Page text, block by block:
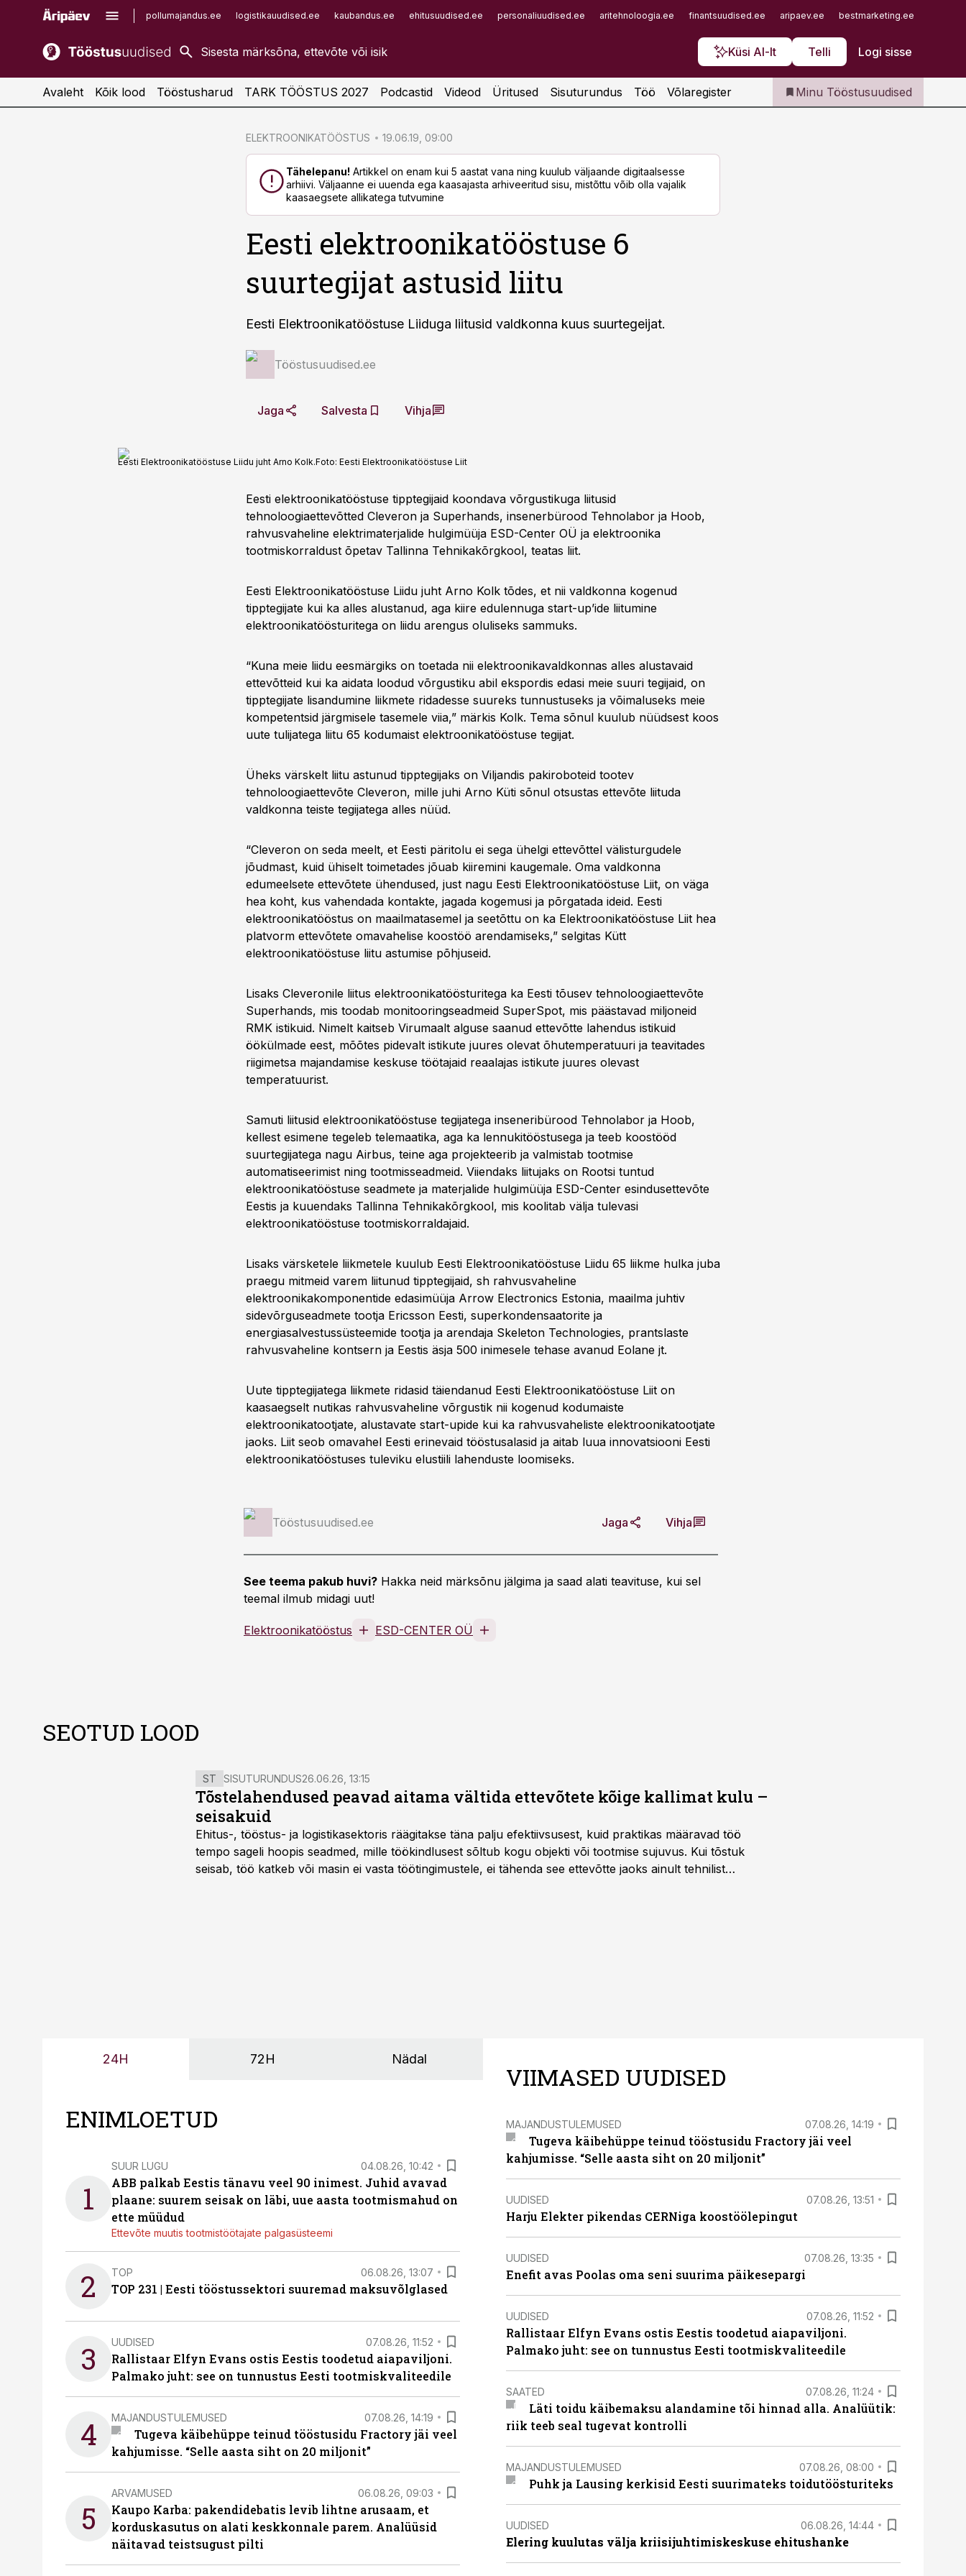
pollumajandus.ee logistikauudised.ee kaubandus.ee ehitusuudised.ee personaliuudised.ee aritehnoloogia.ee finantsuudised.ee aripaev.ee bestmarketing.ee
Küsi AI-lt Telli Logi sisse
kaubandus.ee
kinnisvarauudised.ee
imelineajalugu.ee
Infopank
Iseteenindus
Telli Tööstusuudised
Avaleht Kõik lood Tööstusharud TARK TÖÖSTUS 2027 Podcastid Videod Üritused Sisuturundus Töö Võlaregister Minu Tööstusuudised
ELEKTROONIKATÖÖSTUS 19.06.19, 09:00
Tähelepanu! Artikkel on enam kui 5 aastat vana ning kuulub väljaande digitaalsesse
arhiivi. Väljaanne ei uuenda ega kaasajasta arhiveeritud sisu, mistõttu võib olla vajalik
kaasaegsete allikatega tutvumine
Eesti elektroonikatööstuse 6
suurtegijat astusid liitu
Eesti Elektroonikatööstuse Liiduga liitusid valdkonna kuus suurtegeijat.
Tööstusuudised.ee
Jaga Salvesta Vihja
Eesti Elektroonikatööstuse Liidu juht Arno Kolk.Foto: Eesti Elektroonikatööstuse Liit
Eesti elektroonikatööstuse tipptegijaid koondava võrgustikuga liitusid
tehnoloogiaettevõtted Cleveron ja Superhands, insenerbürood Tehnolabor ja Hoob,
rahvusvaheline elektrimaterjalide hulgimüüja ESD-Center OÜ ja elektroonika
tootmiskorraldust õpetav Tallinna Tehnikakõrgkool, teatas liit.
Eesti Elektroonikatööstuse Liidu juht Arno Kolk tõdes, et nii valdkonna kogenud
tipptegijate kui ka alles alustanud, aga kiire edulennuga start-up’ide liitumine
elektroonikatöösturitega on liidu arengus oluliseks sammuks.
“Kuna meie liidu eesmärgiks on toetada nii elektroonikavaldkonnas alles alustavaid
ettevõtteid kui ka aidata loodud võrgustiku abil ekspordis edasi meie suuri tegijaid, on
tipptegijate lisandumine liikmete ridadesse suureks tunnustuseks ja võimaluseks meie
kompetentsid järgmisele tasemele viia,” märkis Kolk. Tema sõnul kuulub nüüdsest koos
uute tulijatega liitu 65 kodumaist elektroonikatööstuse tegijat.
Üheks värskelt liitu astunud tipptegijaks on Viljandis pakiroboteid tootev
tehnoloogiaettevõte Cleveron, mille juhi Arno Küti sõnul otsustas ettevõte liituda
valdkonna teiste tegijatega alles nüüd.
“Cleveron on seda meelt, et Eesti päritolu ei sega ühelgi ettevõttel välisturgudele
jõudmast, kuid ühiselt toimetades jõuab kiiremini kaugemale. Oma valdkonna
edumeelsete ettevõtete ühendused, just nagu Eesti Elektroonikatööstuse Liit, on väga
hea koht, kus vahendada kontakte, jagada kogemusi ja põrgatada ideid. Eesti
elektroonikatööstus on maailmatasemel ja seetõttu on ka Elektroonikatööstuse Liit hea
platvorm ettevõtete omavahelise koostöö arendamiseks,” selgitas Kütt
elektroonikatööstuse liitu astumise põhjuseid.
Lisaks Cleveronile liitus elektroonikatöösturitega ka Eesti tõusev tehnoloogiaettevõte
Superhands, mis toodab monitooringseadmeid SuperSpot, mis päästavad miljoneid
RMK istikuid. Nimelt kaitseb Virumaalt alguse saanud ettevõtte lahendus istikuid
öökülmade eest, mõõtes pidevalt istikute juures olevat õhutemperatuuri ja teavitades
riigimetsa majandamise keskuse töötajaid reaalajas istikute juures olevast
temperatuurist.
Samuti liitusid elektroonikatööstuse tegijatega inseneribürood Tehnolabor ja Hoob,
kellest esimene tegeleb telemaatika, aga ka lennukitööstusega ja teeb koostööd
suurtegijatega nagu Airbus, teine aga projekteerib ja valmistab tootmise
automatiseerimist ning tootmisseadmeid. Viiendaks liitujaks on Rootsi tuntud
elektroonikatööstuse seadmete ja materjalide hulgimüüja ESD-Center esindusettevõte
Eestis ja kuuendaks Tallinna Tehnikakõrgkool, mis koolitab välja tulevasi
elektroonikatööstuse tootmiskorraldajaid.
Lisaks värsketele liikmetele kuulub Eesti Elektroonikatööstuse Liidu 65 liikme hulka juba
praegu mitmeid varem liitunud tipptegijaid, sh rahvusvaheline
elektroonikakomponentide edasimüüja Arrow Electronics Estonia, maailma juhtiv
sidevõrguseadmete tootja Ericsson Eesti, superkondensaatorite ja
energiasalvestussüsteemide tootja ja arendaja Skeleton Technologies, prantslaste
rahvusvaheline kontsern ja Eestis äsja 500 inimesele tehase avanud Eolane jt.
Uute tipptegijatega liikmete ridasid täiendanud Eesti Elektroonikatööstuse Liit on
kaasaegselt nutikas rahvusvaheline võrgustik nii kogenud kodumaiste
elektroonikatootjate, alustavate start-upide kui ka rahvusvaheliste elektroonikatootjate
jaoks. Liit seob omavahel Eesti erinevaid tööstusalasid ja aitab luua innovatsiooni Eesti
elektroonikatööstuses tuleviku elustiili lahenduste loomiseks.
Tööstusuudised.ee Jaga Vihja
See teema pakub huvi? Hakka neid märksõnu jälgima ja saad alati teavituse, kui sel
teemal ilmub midagi uut!
Elektroonikatööstus ESD-CENTER OÜ
SEOTUD LOOD
ST SISUTURUNDUS26.06.26, 13:15
Tõstelahendused peavad aitama vältida ettevõtete kõige kallimat kulu –
seisakuid
Ehitus-, tööstus- ja logistikasektoris räägitakse täna palju efektiivsusest, kuid praktikas määravad töö
tempo sageli hoopis seadmed, mille töökindlusest sõltub kogu objekti või tootmise sujuvus. Kui tõstuk
seisab, töö katkeb või masin ei vasta töötingimustele, ei tähenda see ettevõtte jaoks ainult tehnilist
24H 72H Nädal
ENIMLOETUD
1
SUUR LUGU 04.08.26, 10:42
ABB palkab Eestis tänavu veel 90 inimest. Juhid avavad
plaane: suurem seisak on läbi, uue aasta tootmismahud on
ette müüdud
Ettevõte muutis tootmistöötajate palgasüsteemi
2 TOP 06.08.26, 13:07
TOP 231 | Eesti tööstussektori suuremad maksuvõlglased
3 UUDISED 07.08.26, 11:52
Rallistaar Elfyn Evans ostis Eestis toodetud aiapaviljoni.
Palmako juht: see on tunnustus Eesti tootmiskvaliteedile
4 MAJANDUSTULEMUSED 07.08.26, 14:19
Tugeva käibehüppe teinud tööstusidu Fractory jäi veel
kahjumisse. “Selle aasta siht on 20 miljonit”
5
ARVAMUSED 06.08.26, 09:03
Kaupo Karba: pakendidebatis levib lihtne arusaam, et
korduskasutus on alati keskkonnale parem. Analüüsid
näitavad teistsugust pilti
VIIMASED UUDISED
MAJANDUSTULEMUSED 07.08.26, 14:19
Tugeva käibehüppe teinud tööstusidu Fractory jäi veel
kahjumisse. “Selle aasta siht on 20 miljonit”
UUDISED 07.08.26, 13:51
Harju Elekter pikendas CERNiga koostöölepingut
UUDISED 07.08.26, 13:35
Enefit avas Poolas oma seni suurima päikesepargi
UUDISED 07.08.26, 11:52
Rallistaar Elfyn Evans ostis Eestis toodetud aiapaviljoni.
Palmako juht: see on tunnustus Eesti tootmiskvaliteedile
SAATED 07.08.26, 11:24
Läti toidu käibemaksu alandamine tõi hinnad alla. Analüütik:
riik teeb seal tugevat kontrolli
MAJANDUSTULEMUSED 07.08.26, 08:00
Puhk ja Lausing kerkisid Eesti suurimateks toidutöösturiteks
UUDISED 06.08.26, 14:44
Elering kuulutas välja kriisijuhtimiskeskuse ehitushanke